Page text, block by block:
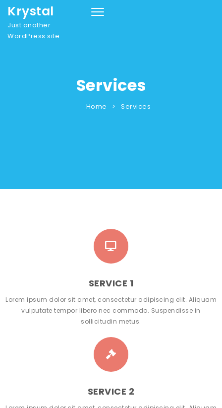
Krystal
Just another
WordPress site
Toggle
Services
Home Services
SERVICE 1
Lorem ipsum dolor sit amet, consectetur adipiscing elit. Aliquam
vulputate tempor libero nec commodo. Suspendisse in
sollicitudin metus.
SERVICE 2